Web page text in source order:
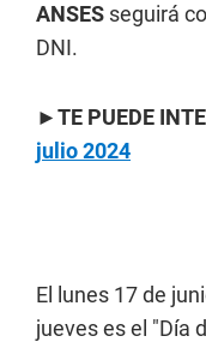
ANSES seguirá
DNI.
►TE PUEDE
julio 2024
El lunes 17 de
jueves es el "Día